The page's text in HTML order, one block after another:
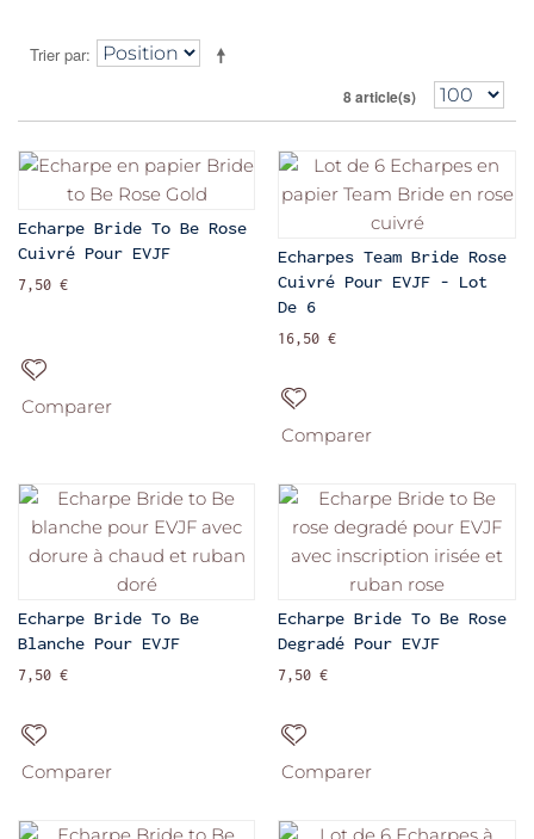
Trier par
8 article(s)
Echarpe Bride To Be Rose
Cuivré Pour EVJF
7,50 €
Comparer
Echarpes Team Bride Rose
Cuivré Pour EVJF - Lot
De 6
16,50 €
Comparer
Echarpe Bride To Be
Blanche Pour EVJF
7,50 €
Comparer
Echarpe Bride To Be Rose
Degradé Pour EVJF
7,50 €
Comparer